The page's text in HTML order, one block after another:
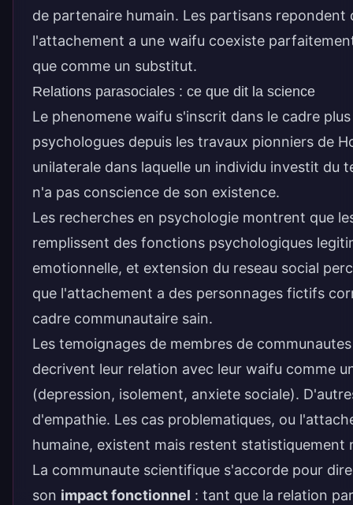
de partenaire humain. Les partisans
l'attachement a une waifu coexiste
que comme un substitut.
Relations parasociales : ce que dit la science
Le phenomene waifu s'inscrit dans le cadre
psychologues depuis les travaux pionniers de
unilaterale dans laquelle un individu investit
n'a pas conscience de son existence.
Les recherches en psychologie montrent que
remplissent des fonctions psychologiques
emotionnelle, et extension du reseau social
que l'attachement a des personnages fictifs
cadre communautaire sain.
Les temoignages de membres de
decrivent leur relation avec leur waifu comme
(depression, isolement, anxiete sociale).
d'empathie. Les cas problematiques, ou
humaine, existent mais restent statistiquement
La communaute scientifique s'accorde pour
son impact fonctionnel : tant que la relation